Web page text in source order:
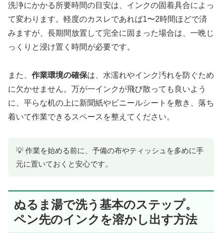
洗浄にかかる所要時間の目安は、インクの固着具合によっ
て変わります。軽度のカスレであれば1〜2時間ほどで済
みますが、長期間放置して完全に固まった場合は、一晩じ
っくりと浸け置く時間が必要です。
また、 作業環境の確保は、水濡れやインク汚れを防ぐため
に欠かせません。万が一インクが飛び散っても良いよう
に、平らな机の上に新聞紙やビニールシートを敷き、落ち
着いて作業できるスペースを整えてください。
💡 作業を始める前に、予備の布やティッシュを多めに手
元に置いておくと安心です。
ぬるま湯で洗う基本のステップ。
ペン先のインクを溶かし出す方法